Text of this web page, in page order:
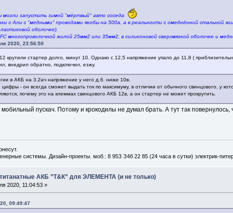
могли запустить зимой "мёртвый" авто соседа
с Али с "медными" проводами якобы на 500а, а в реальности с омеднённой стальной
оболочке).
многопроволочной жилой 25мм2 или 35мм2, в силиконовой сверхмягкой оболочке и
2020, 23:56:50
12 крутили стартер долго, минут 10. Однако с 12,5 напряжение упало до 11,8 (
внедрил обратно, подключил, езжу.
в АКБ на 3.2ач напряжение у него д.б. ниже 10в.
- он всегда сможет выдать ток по максимуму, в отличии от обычного свинцового, у
почему это на клеммах свинцового АКБ 12в, а он стартер не может прокрутить.
пускач. Потому и крокодилы не думал брать. А тут так
системы. Дизайн-проекты. моб.: 8 95З З4б 22 85 (24 часа в сутки) электрик-
АКБ ”Т&К” для ЭЛЕМЕНТА (и не только)
2020, 11:04:53 »
09:49:47